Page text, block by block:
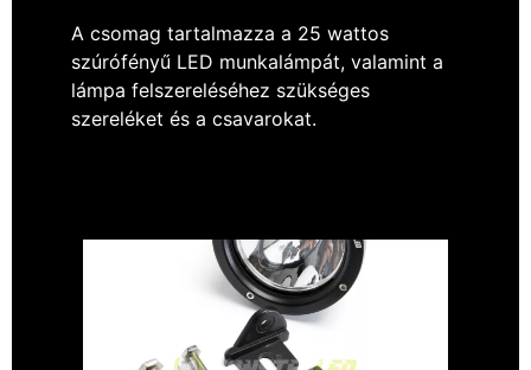
A csomag tartalmazza a 25 wattos
szúrófényű LED munkalámpát, valamint a
lámpa felszereléséhez szükséges
szereléket és a csavarokat.